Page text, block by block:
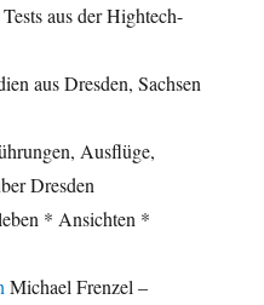
aus der Hightech-
aus Dresden, Sachsen
Ausflüge,
Dresden
* Ansichten *
Michael Frenzel –